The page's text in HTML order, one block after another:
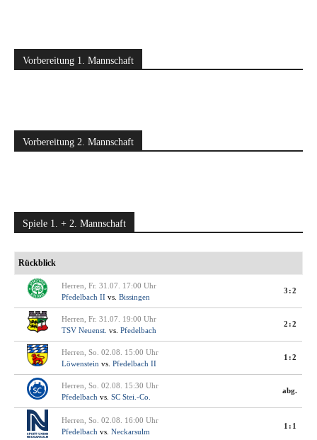
Vorbereitung 1. Mannschaft
Vorbereitung 2. Mannschaft
Spiele 1. + 2. Mannschaft
Rückblick
Herren, Fr. 31.07. 17:00 Uhr
Pfedelbach II vs. Bissingen
3:2
Herren, Fr. 31.07. 19:00 Uhr
TSV Neuenst. vs. Pfedelbach
2:2
Herren, So. 02.08. 15:00 Uhr
Löwenstein vs. Pfedelbach II
1:2
Herren, So. 02.08. 15:30 Uhr
Pfedelbach vs. SC Stei.-Co.
abg.
Herren, So. 02.08. 16:00 Uhr
Pfedelbach vs. Neckarsulm
1:1